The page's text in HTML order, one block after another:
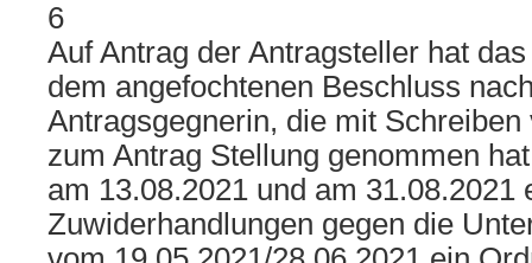
6
Auf Antrag der Antragsteller hat
dem angefochtenen Beschluss
Antragsgegnerin, die mit Schreiben
zum Antrag Stellung genommen
am 13.08.2021 und am 31.08.2021
Zuwiderhandlungen gegen die